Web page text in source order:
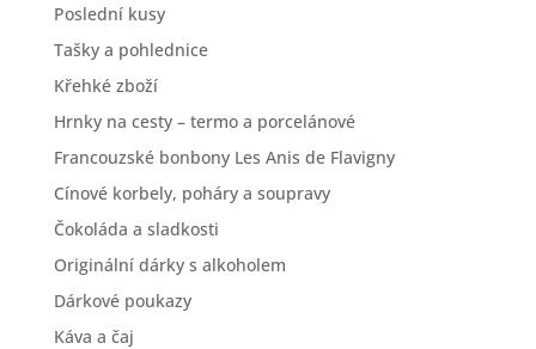
Poslední kusy
Tašky a pohlednice
Křehké zboží
Hrnky na cesty – termo a porcelánové
Francouzské bonbony Les Anis de Flavigny
Cínové korbely, poháry a soupravy
Čokoláda a sladkosti
Originální dárky s alkoholem
Dárkové poukazy
Káva a čaj